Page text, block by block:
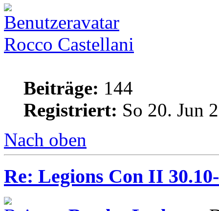
Rocco Castellani
Beiträge: 144
Registriert: So 20. Jun
Nach oben
Re: Legions Con II